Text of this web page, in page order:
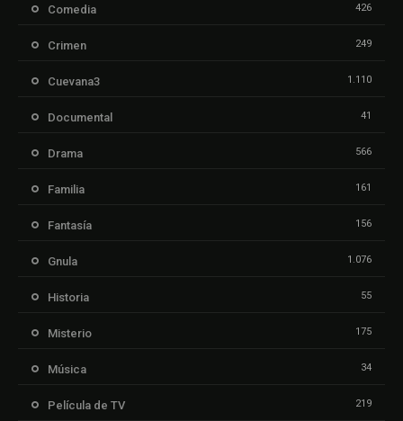
Comedia 426
Crimen 249
Cuevana3 1.110
Documental 41
Drama 566
Familia 161
Fantasía 156
Gnula 1.076
Historia 55
Misterio 175
Música 34
Película de TV 219